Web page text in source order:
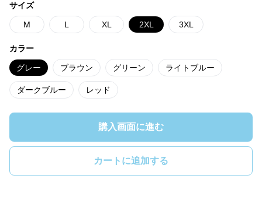
サイズ
M L XL 2XL 3XL
カラー
グレー ブラウン グリーン ライトブルー
ダークブルー レッド
購入画面に進む
カートに追加する